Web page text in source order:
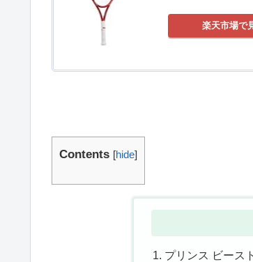
楽天市場で
Contents [hide]
プリンス ビース